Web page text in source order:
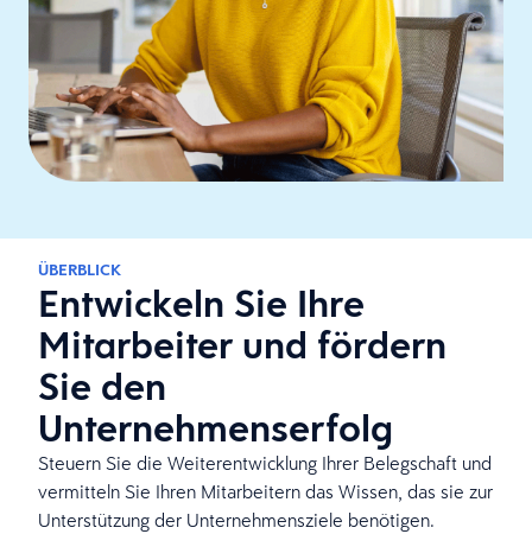
ÜBERBLICK
Entwickeln Sie Ihre
Mitarbeiter und fördern
Sie den
Unternehmenserfolg
Steuern Sie die Weiterentwicklung Ihrer Belegschaft und
vermitteln Sie Ihren Mitarbeitern das Wissen, das sie zur
Unterstützung der Unternehmensziele benötigen.